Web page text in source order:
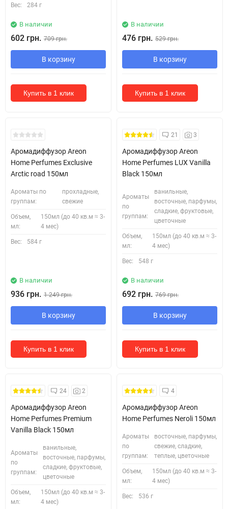
Вес: 284 г
В наличии
602 грн. 709 грн.
В корзину
Купить в 1 клик
В наличии
476 грн. 529 грн.
В корзину
Купить в 1 клик
Аромадиффузор Areon
Home Perfumes Exclusive
Arctic road 150мл
Ароматы по
группам:
прохладные,
свежие
Объем,
мл:
150мл (до 40 кв.м ≈ 3-
4 мес)
Вес: 584 г
В наличии
936 грн. 1 249 грн.
В корзину
Купить в 1 клик
21 3
Аромадиффузор Areon
Home Perfumes LUX Vanilla
Black 150мл
Ароматы
по
группам:
ванильные,
восточные, парфумы,
сладкие, фруктовые,
цветочные
Объем,
мл:
150мл (до 40 кв.м ≈ 3-
4 мес)
Вес: 548 г
В наличии
692 грн. 769 грн.
В корзину
Купить в 1 клик
24 2
Аромадиффузор Areon
Home Perfumes Premium
Vanilla Black 150мл
Ароматы
по
группам:
ванильные,
восточные, парфумы,
сладкие, фруктовые,
цветочные
Объем,
мл:
150мл (до 40 кв.м ≈ 3-
4 мес)
Безкоштовна Доставка
4
Аромадиффузор Areon
Home Perfumes Neroli 150мл
Ароматы
по
группам:
восточные, парфумы,
свежие, сладкие,
теплые, цветочные
Объем,
мл:
150мл (до 40 кв.м ≈ 3-
4 мес)
Вес: 536 г